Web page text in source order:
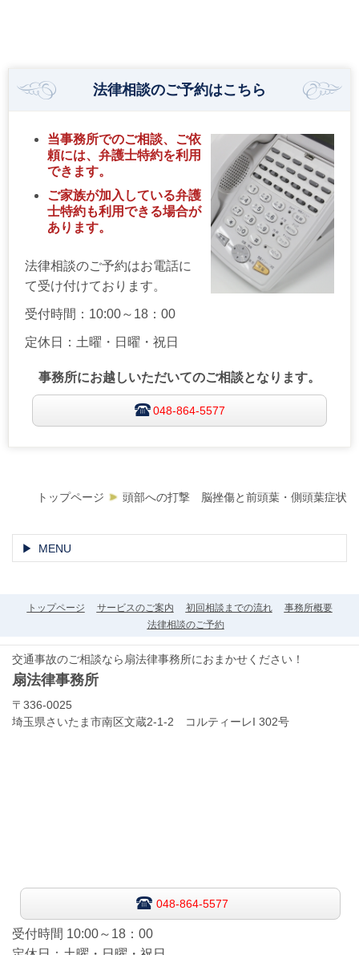
法律相談のご予約はこちら
当事務所でのご相談、ご依
頼には、弁護士特約を利用
できます。
ご家族が加入している弁護
士特約も利用できる場合が
あります。
法律相談のご予約はお電話に
て受け付けております。
受付時間：10:00～18：00
定休日：土曜・日曜・祝日
事務所にお越しいただいてのご相談となります。
048-864-5577
トップページ 頭部への打撃 脳挫傷と前頭葉・側頭葉症状
MENU
トップページ サービスのご案内 初回相談までの流れ
事務所概要
法律相談のご予約
交通事故のご相談なら扇法律事務所におまかせください！
扇法律事務所
〒336-0025
埼玉県さいたま市南区文蔵2-1-2 コルティーレI 302号
048-864-5577
受付時間 10:00～18：00